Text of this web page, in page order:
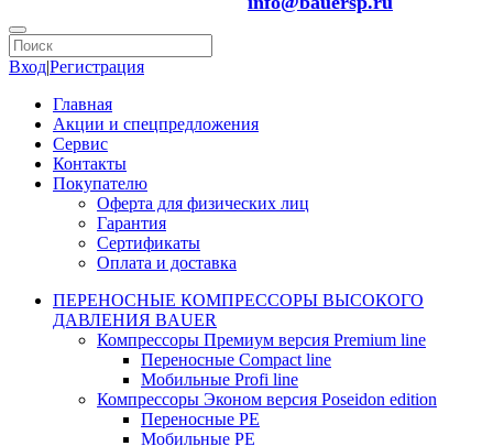
Вход|Регистрация
Главная
Акции и спецпредложения
Сервис
Контакты
Покупателю
Оферта для физических лиц
Гарантия
Сертификаты
Оплата и доставка
ПЕРЕНОСНЫЕ КОМПРЕССОРЫ ВЫСОКОГО
ДАВЛЕНИЯ BAUER
Компрессоры Премиум версия Premium line
Переносные Compact line
Мобильные Profi line
Компрессоры Эконом версия Poseidon edition
Переносные PE
Мобильные PE